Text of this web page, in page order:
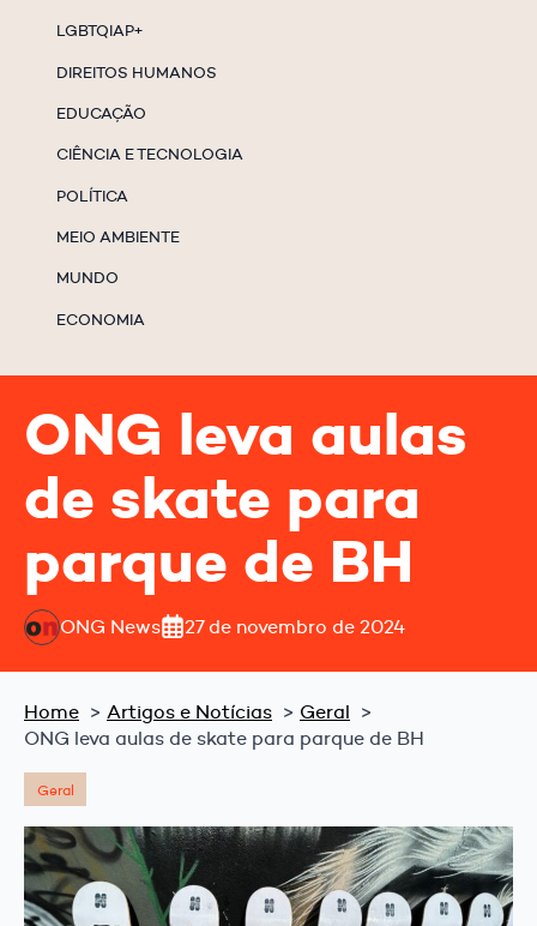
LGBTQIAP+
DIREITOS HUMANOS
EDUCAÇÃO
CIÊNCIA E TECNOLOGIA
POLÍTICA
MEIO AMBIENTE
MUNDO
ECONOMIA
ONG leva aulas
de skate para
parque de BH
ONG News 27 de novembro de 2024
Home Artigos e Notícias
Geral
ONG leva aulas de skate para parque de BH
Geral